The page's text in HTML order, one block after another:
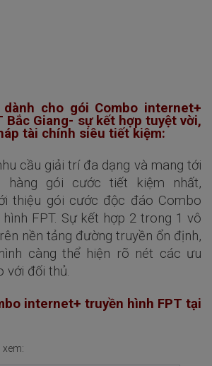
cho gói Combo internet+
Bắc Giang- sự kết hợp tuyệt vời,
tài chính siêu tiết kiệm:
cầu giải trí đa dạng và mang tới
hàng gói cước tiết kiệm nhất,
thiệu gói cước độc đáo Combo
FPT. Sự kết hợp 2 trong 1 vô
nền tảng đường truyền ổn định,
càng thể hiện rõ nét các ưu
với đối thủ.
internet+ truyền hình FPT tại
xem: